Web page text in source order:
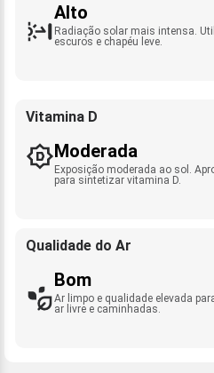
Alto
Radiação solar mais intensa.
escuros e chapéu leve.
Vitamina D
Moderada
Exposição moderada ao sol.
para sintetizar vitamina D.
Qualidade do Ar
Bom
Ar limpo e qualidade elevada
ar livre e caminhadas.